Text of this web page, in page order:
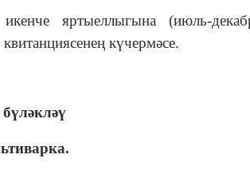
яртыеллыгына (июль-
күчермәсе.